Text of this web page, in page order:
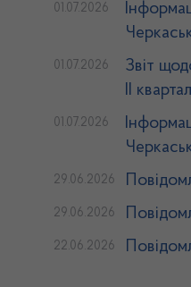
01.07.2026
01.07.2026
Звіт
ІІ
01.07.2026
29.06.2026
29.06.2026
22.06.2026